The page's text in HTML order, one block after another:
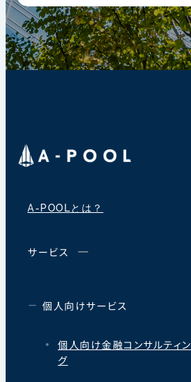
A-POOLとは？
サービス
個人向けサービス
個人向け金融コンサルティン
グ